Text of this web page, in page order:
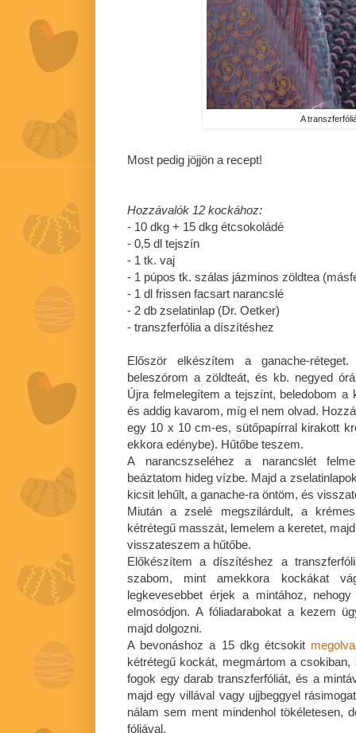
A
Most pedig jöjjön a recept!
Hozzávalók 12 kockához:
- 10 dkg + 15 dkg étcsokoládé
- 0,5 dl tejszín
- 1 tk. vaj
- 1 púpos tk. szálas jázminos zöldtea
- 1 dl frissen facsart narancslé
- 2 db zselatinlap (Dr. Oetker)
- transzferfólia a díszítéshez
Először elkészítem a ganache-
beleszórom a zöldteát, és kb. negyed
Újra felmelegítem a tejszínt, beledobom
és addig kavarom, míg el nem olvad.
egy 10 x 10 cm-es, sütőpapírral kirakott
ekkora edénybe). Hűtőbe teszem.
A narancszseléhez a narancslét
beáztatom hideg vízbe. Majd a
kicsit lehűlt, a ganache-ra öntöm, és
Miután a zselé megszilárdult, a
kétrétegű masszát, lemelem a keretet,
visszateszem a hűtőbe.
Előkészítem a díszítéshez a
szabom, mint amekkora kockákat
legkevesebbet érjek a mintához,
elmosódjon. A fóliadarabokat a kezem
majd dolgozni.
A bevonáshoz a 15 dkg étcsokit
kétrétegű kockát, megmártom a
fogok egy darab transzferfóliát, és a
majd egy villával vagy ujjbeggyel
nálam sem ment mindenhol tökéletesen,
fóliával.